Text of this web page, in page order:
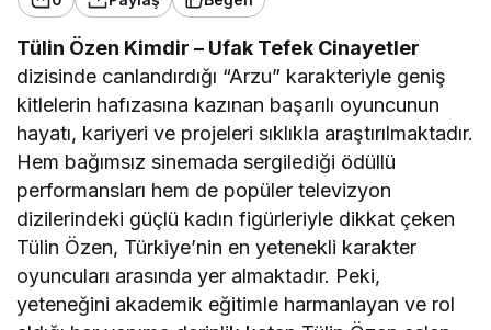
Tülin Özen Kimdir – Ufak Tefek Cinayetler
dizisinde canlandırdığı “Arzu” karakteriyle geniş
kitlelerin hafızasına kazınan başarılı oyuncunun
hayatı, kariyeri ve projeleri sıklıkla araştırılmaktadır.
Hem bağımsız sinemada sergilediği ödüllü
performansları hem de popüler televizyon
dizilerindeki güçlü kadın figürleriyle dikkat çeken
Tülin Özen, Türkiye’nin en yetenekli karakter
oyuncuları arasında yer almaktadır. Peki,
yeteneğini akademik eğitimle harmanlayan ve rol